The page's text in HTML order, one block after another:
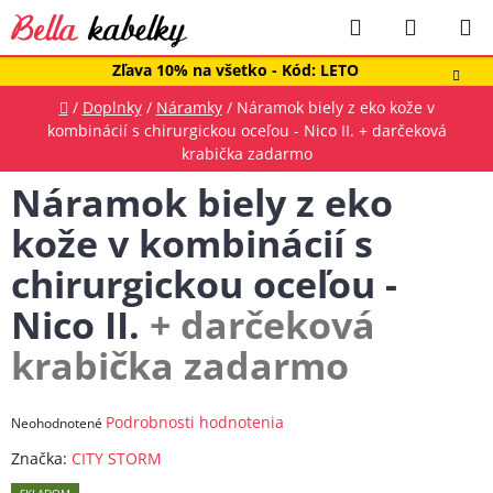
Prejsť
na
obsah
Zľava 10% na všetko - Kód: LETO
Hľadať
KOŠÍK
Domov
/ Doplnky / Náramky / Náramok biely z eko kože v
kombinácií s chirurgickou oceľou - Nico II. + darčeková
krabička zadarmo
Náramok biely z eko
kože v kombinácií s
chirurgickou oceľou -
Nico II. + darčeková
krabička zadarmo
Priemerné
Neohodnotené Podrobnosti hodnotenia
Značka: CITY STORM